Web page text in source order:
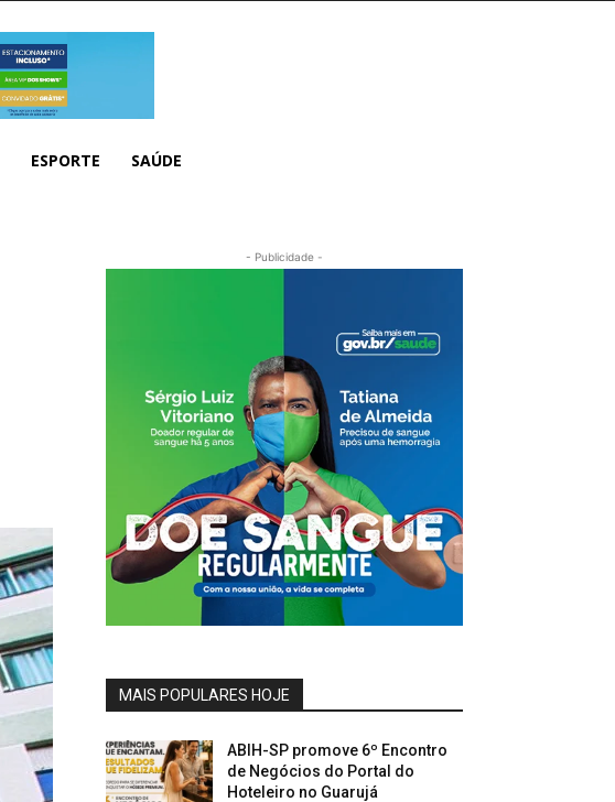
ESPORTE SAÚDE
- Publicidade -
MAIS POPULARES HOJE
ABIH-SP promove 6º Encontro
de Negócios do Portal do
Hoteleiro no Guarujá